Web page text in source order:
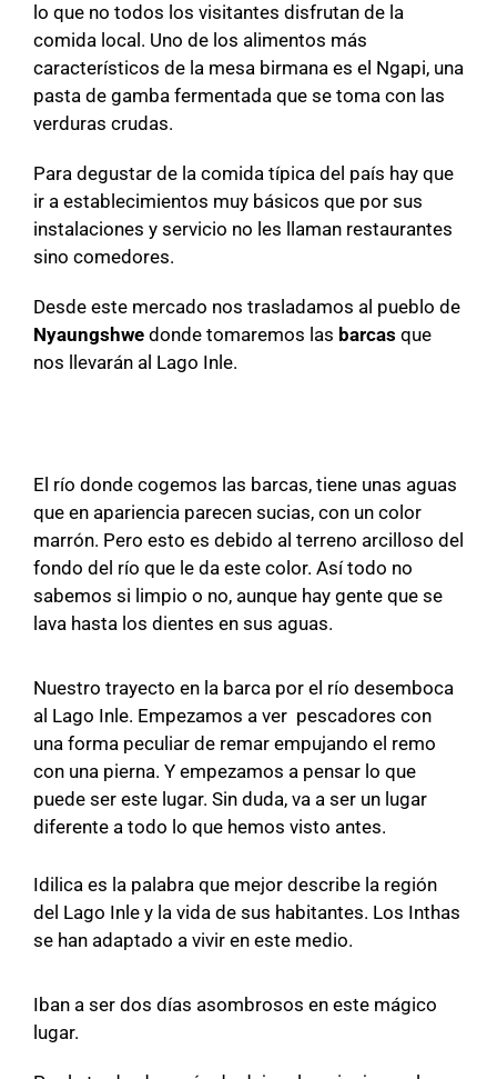
lo que no todos los visitantes disfrutan de la
comida local. Uno de los alimentos más
característicos de la mesa birmana es el Ngapi, una
pasta de gamba fermentada que se toma con las
verduras crudas.
Para degustar de la comida típica del país hay que
ir a establecimientos muy básicos que por sus
instalaciones y servicio no les llaman restaurantes
sino comedores.
Desde este mercado nos trasladamos al pueblo de
Nyaungshwedonde tomaremos las barcas que
nos llevarán al Lago Inle.
El río donde cogemos las barcas, tiene unas aguas
que en apariencia parecen sucias, con un color
marrón. Pero esto es debido al terreno arcilloso del
fondo del río que le da este color. Así todo no
sabemos si limpio o no, aunque hay gente que se
lava hasta los dientes en sus aguas.
Nuestro trayecto en la barca por el río desemboca
al Lago Inle. Empezamos a ver pescadores con
una forma peculiar de remar empujando el remo
con una pierna. Y empezamos a pensar lo que
puede ser este lugar. Sin duda, va a ser un lugar
diferente a todo lo que hemos visto antes.
Idilica es la palabra que mejor describe la región
del Lago Inle y la vida de sus habitantes. Los Inthas
se han adaptado a vivir en este medio.
Iban a ser dos días asombrosos en este mágico
lugar.